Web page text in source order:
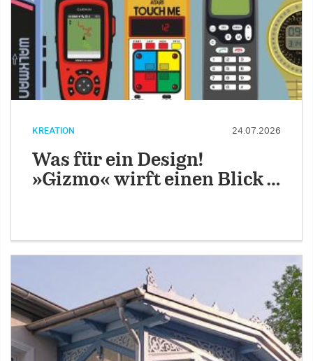
KREATION 24.07.2026
Was für ein Design!
»Gizmo« wirft einen Blick …